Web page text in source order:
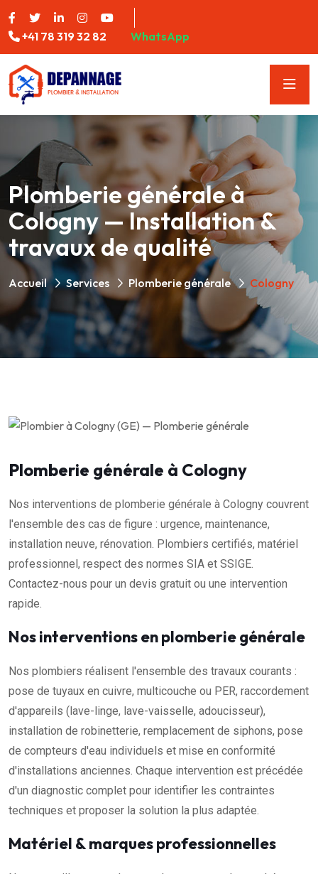
+41 78 319 32 82 WhatsApp
Plomberie générale à
Cologny — Installation &
travaux de qualité
Accueil Services Plomberie générale Cologny
Plomberie générale à Cologny
Nos interventions de plomberie générale à Cologny couvrent
l'ensemble des cas de figure : urgence, maintenance,
installation neuve, rénovation. Plombiers certifiés, matériel
professionnel, respect des normes SIA et SSIGE.
Contactez-nous pour un devis gratuit ou une intervention
rapide.
Nos interventions en plomberie générale
Nos plombiers réalisent l'ensemble des travaux courants :
pose de tuyaux en cuivre, multicouche ou PER, raccordement
d'appareils (lave-linge, lave-vaisselle, adoucisseur),
installation de robinetterie, remplacement de siphons, pose
de compteurs d'eau individuels et mise en conformité
d'installations anciennes. Chaque intervention est précédée
d'un diagnostic complet pour identifier les contraintes
techniques et proposer la solution la plus adaptée.
Matériel & marques professionnelles